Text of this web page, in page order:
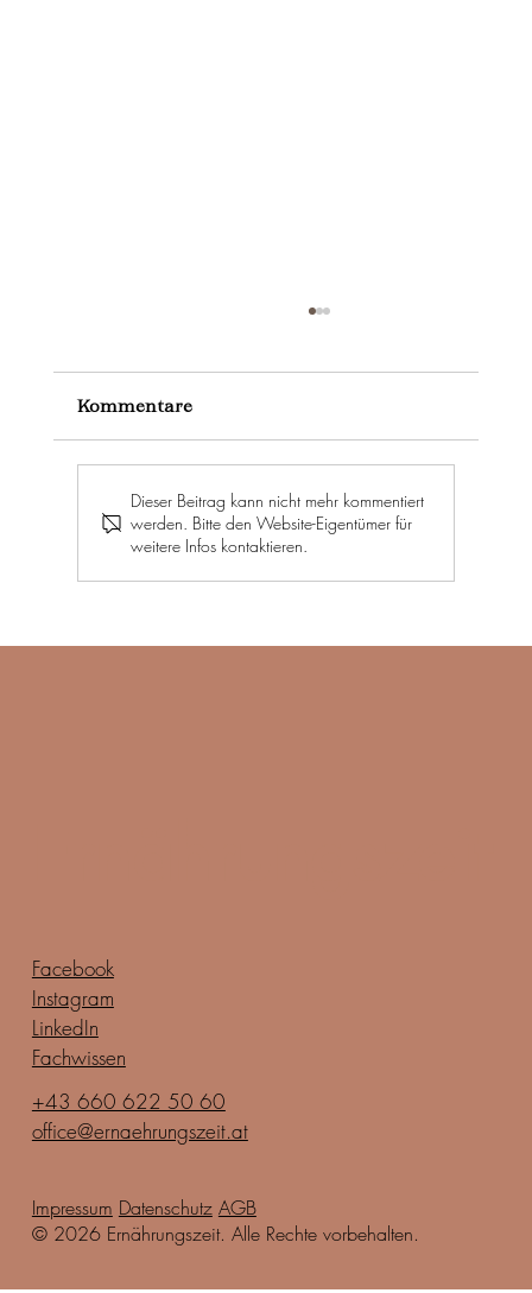
Warum Crash-Diäten nicht
Kommentare
Dieser Beitrag kann nicht mehr kommentiert
werden. Bitte den Website-Eigentümer für
weitere Infos kontaktieren.
Impressum Datenschutz AGB
© 2026 Ernährungszeit. Alle Rechte vorbehalten.
Facebook
Instagram
LinkedIn
Fachwissen
+43 660 622 50 60
office@ernaehrungszeit.at